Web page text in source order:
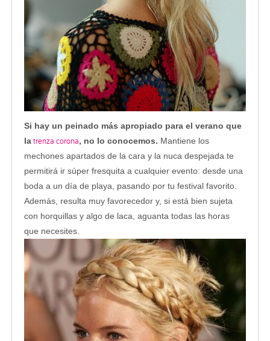
Si hay un peinado más apropiado para el verano que
latrenza corona, no lo conocemos. Mantiene los
mechones apartados de la cara y la nuca despejada te
permitirá ir súper fresquita a cualquier evento: desde una
boda a un día de playa, pasando por tu festival favorito.
Además, resulta muy favorecedor y, si está bien sujeta
con horquillas y algo de laca, aguanta todas las horas
que necesites.